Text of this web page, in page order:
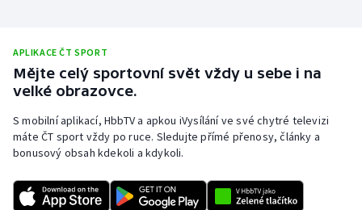
Rychlostní kanoistika
Short track
APLIKACE ČT SPORT
Mějte celý sportovní svět vždy u sebe i na
velké obrazovce.
S mobilní aplikací, HbbTV a apkou iVysílání ve své chytré televizi
máte ČT sport vždy po ruce. Sledujte přímé přenosy, články a
bonusový obsah kdekoli a kdykoli.